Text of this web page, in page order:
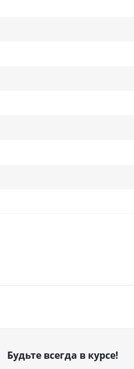
Будьте всегда в курсе!